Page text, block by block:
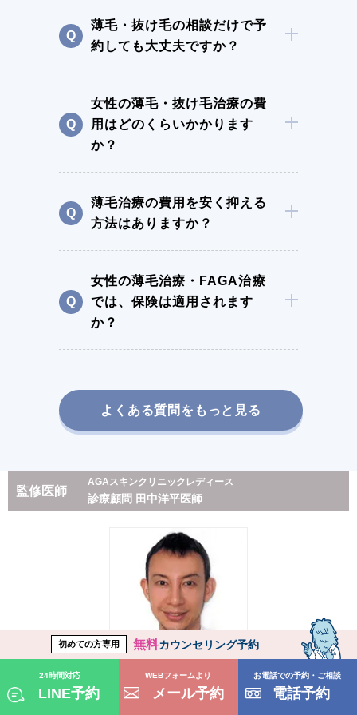
薄毛・抜け毛の相談だけで予
約しても大丈夫ですか？
女性の薄毛・抜け毛治療の費
用はどのくらいかかります
か？
薄毛治療の費用を安く抑える
方法はありますか？
女性の薄毛治療・FAGA治療
では、保険は適用されます
か？
よくある質問をもっと見る
監修医師
AGAスキンクリニックレディース
診療顧問 田中洋平医師
初めての方専用 無料カウンセリング予約
24時間対応
LINE予約
WEBフォームより
メール予約
お電話での予約・ご相談
電話予約